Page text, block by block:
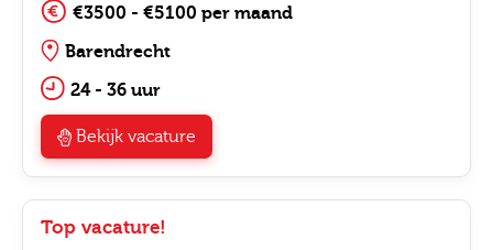
€3500 - €5100 per maand
Barendrecht
24 - 36 uur
Bekijk vacature
Top vacature!